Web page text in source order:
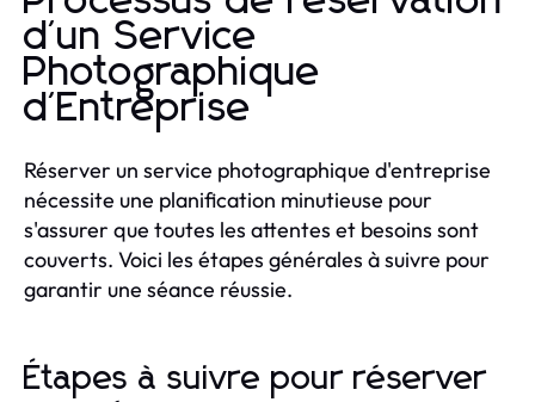
d'un Service
Photographique
d'Entreprise
Réserver un service photographique d'entreprise
nécessite une planification minutieuse pour
s'assurer que toutes les attentes et besoins sont
couverts. Voici les étapes générales à suivre pour
garantir une séance réussie.
Étapes à suivre pour réserver